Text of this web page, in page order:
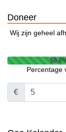
Doneer
Wij zijn geheel
Percentage
€